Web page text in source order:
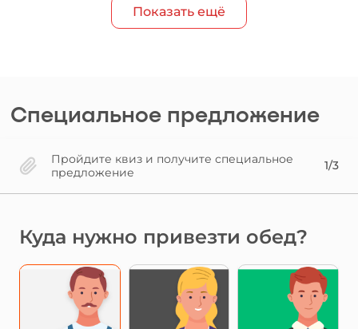
Показать ещё
Специальное предложение
Пройдите квиз и получите специальное
предложение
1/3
Куда нужно привезти обед?